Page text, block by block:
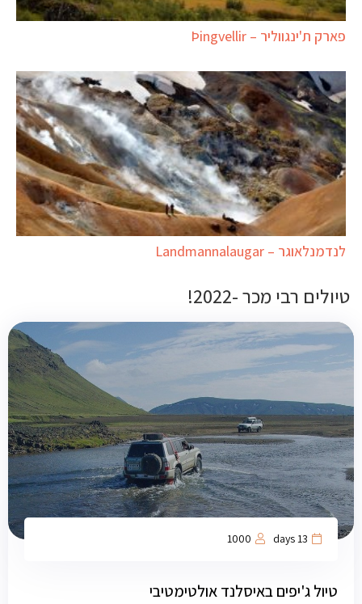
פארק ת'ינגווליר – Þingvellir
לנדמנלאוגר – Landmannalaugar
טיולים רבי מכר -2022!
13 days
1000
טיול ג'יפים באיסלנד אולטימטיבי